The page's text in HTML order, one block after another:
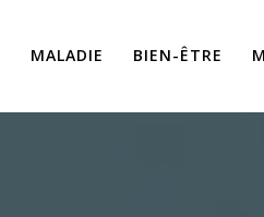
MALADIE BIEN-ÊTRE